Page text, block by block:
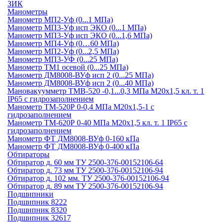
ЗИК
Манометры
Манометр МП2-Уф (0...1 МПа)
Манометр МП3-Уф исп ЭКО (0...1 МПа)
Манометр МП3-Уф исп ЭКО (0...1,6 МПа)
Манометр МП4-Уф (0…60 МПа)
Манометр МП2-Уф (0...2,5 МПа)
Манометр МП3-УФ (0...25 МПа)
Манометр ТМ1 осевой (0...25 МПа)
Манометр ДМ8008-ВУф исп 2 (0...25 МПа)
Манометр ДМ8008-ВУф исп 2 (0...40 МПа)
Мановакуумметр ТМВ-520 -0,1...0,3 МПа М20х1,5 кл. т. 1
IP65 c гидрозаполнением
Манометр ТМ-520Р 0-0,4 МПа М20х1,5-1 c
гидрозаполнением
Манометр ТМ-620Р 0-40 МПа М20х1,5 кл. т. 1 IP65 c
гидрозаполнением
Манометр ФТ ДМ8008-ВУф 0-160 кПа
Манометр ФТ ДМ8008-ВУф 0-400 кПа
Обтираторы
Обтиратор д. 60 мм ТУ 2500-376-00152106-64
Обтиратор д. 73 мм ТУ 2500-376-00152106-94
Обтиратор д. 102 мм. ТУ 2500-376-00152106-94
Обтиратор д. 89 мм ТУ 2500-376-00152106-94
Подшипники
Подшипник 8222
Подшипник 8320
Подшипник 32617